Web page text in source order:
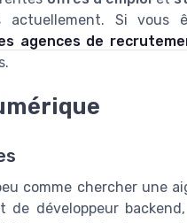
actuellement. Si
agences de
comme chercher une
de développeur